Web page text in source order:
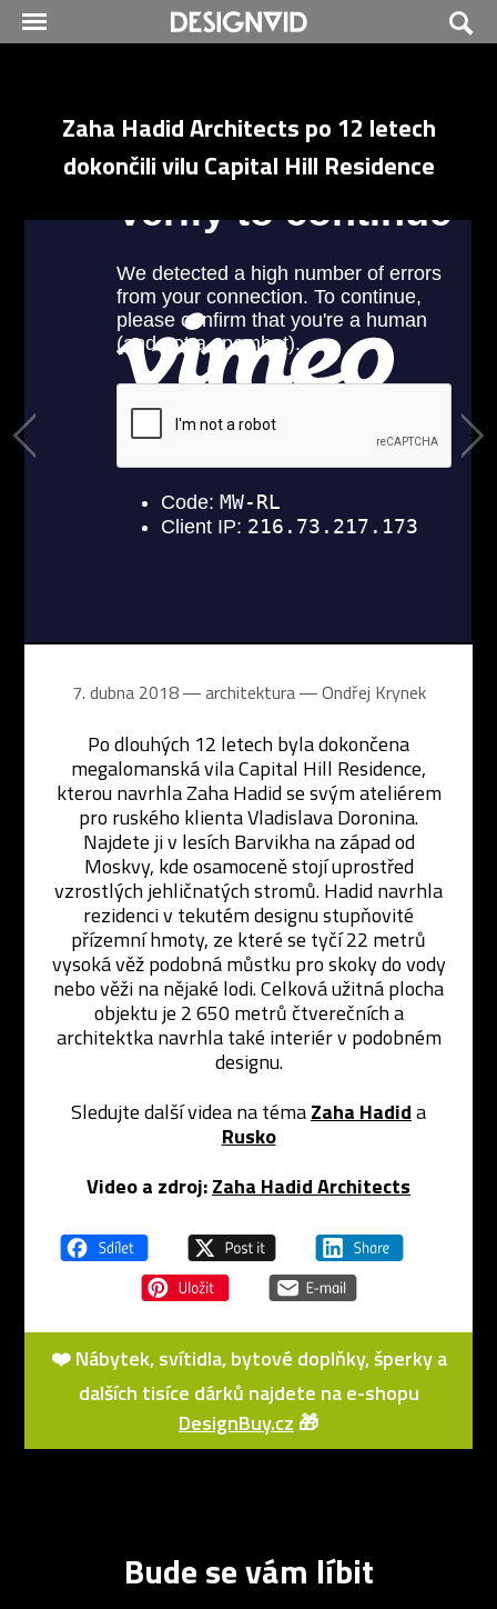
Zaha Hadid Architects po 12 letech
dokončili vilu Capital Hill Residence
7. dubna 2018 ― architektura ―Ondřej Krynek
Po dlouhých 12 letech byla dokončena
megalomanská vila Capital Hill Residence,
kterou navrhla Zaha Hadid se svým ateliérem
pro ruského klienta Vladislava Doronina.
Najdete ji v lesích Barvikha na západ od
Moskvy, kde osamoceně stojí uprostřed
vzrostlých jehličnatých stromů. Hadid navrhla
rezidenci v tekutém designu stupňovité
přízemní hmoty, ze které se tyčí 22 metrů
vysoká věž podobná můstku pro skoky do vody
nebo věži na nějaké lodi. Celková užitná plocha
objektu je 2 650 metrů čtverečních a
architektka navrhla také interiér v podobném
designu.
Sledujte další videa na témaZaha Hadida
Rusko
Video a zdroj:Zaha Hadid Architects
❤️ Nábytek, svítidla, bytové doplňky, šperky a
dalších tisíce dárků najdete na e-shopu
DesignBuy.cz 🎁
Bude se vám líbit